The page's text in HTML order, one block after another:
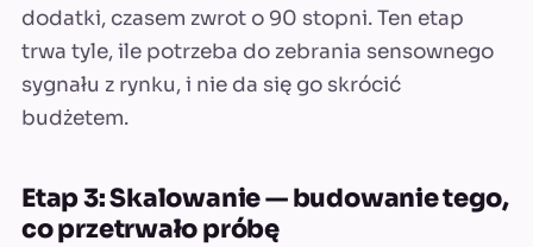
dodatki, czasem zwrot o 90 stopni. Ten etap
trwa tyle, ile potrzeba do zebrania sensownego
sygnału z rynku, i nie da się go skrócić
budżetem.
Etap 3: Skalowanie — budowanie tego,
co przetrwało próbę